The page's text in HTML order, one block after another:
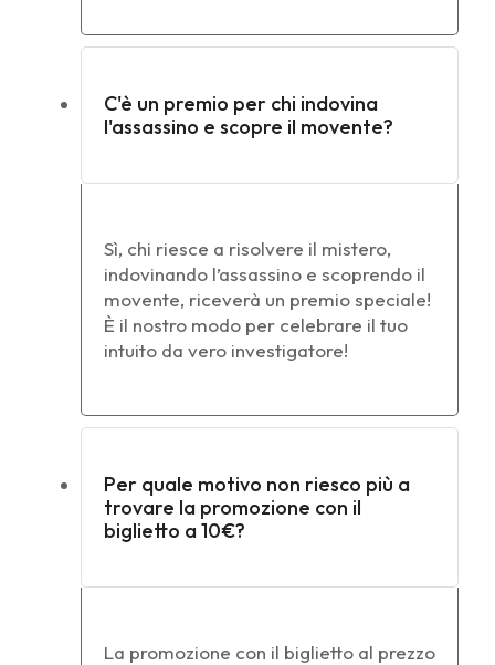
C'è un premio per chi indovina
l'assassino e scopre il movente?
Sì, chi riesce a risolvere il mistero,
indovinando l’assassino e scoprendo il
movente, riceverà un premio speciale!
È il nostro modo per celebrare il tuo
intuito da vero investigatore!
Per quale motivo non riesco più a
trovare la promozione con il
biglietto a 10€?
La promozione con il biglietto al prezzo